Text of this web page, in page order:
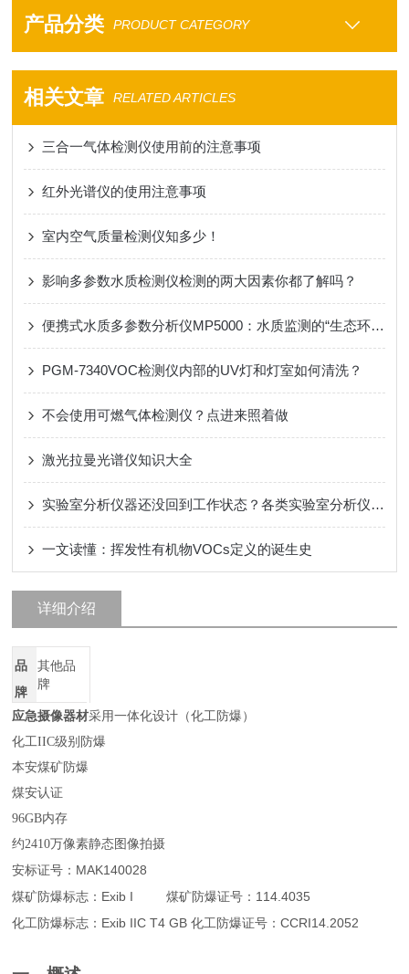
产品分类 PRODUCT CATEGORY
相关文章 RELATED ARTICLES
三合一气体检测仪使用前的注意事项
红外光谱仪的使用注意事项
室内空气质量检测仪知多少！
影响多参数水质检测仪检测的两大因素你都了解吗？
便携式水质多参数分析仪MP5000：水质监测的“生态环境执法移动实验室”
PGM-7340VOC检测仪内部的UV灯和灯室如何清洗？
不会使用可燃气体检测仪？点进来照着做
激光拉曼光谱仪知识大全
实验室分析仪器还没回到工作状态？各类实验室分析仪器开机注意事项一览
一文读懂：挥发性有机物VOCs定义的诞生史
详细介绍
品
牌
其他品
牌
应急摄像器材采用一体化设计（化工防爆）
化工IIC级别防爆
本安煤矿防爆
煤安认证
96GB内存
约2410万像素静态图像拍摄
安标证号： MAK140028
煤矿防爆标志： Exib I煤矿防爆证号： 114.4035
化工防爆标志： Exib IIC T4 GB化工防爆证号：CCRI14.2052